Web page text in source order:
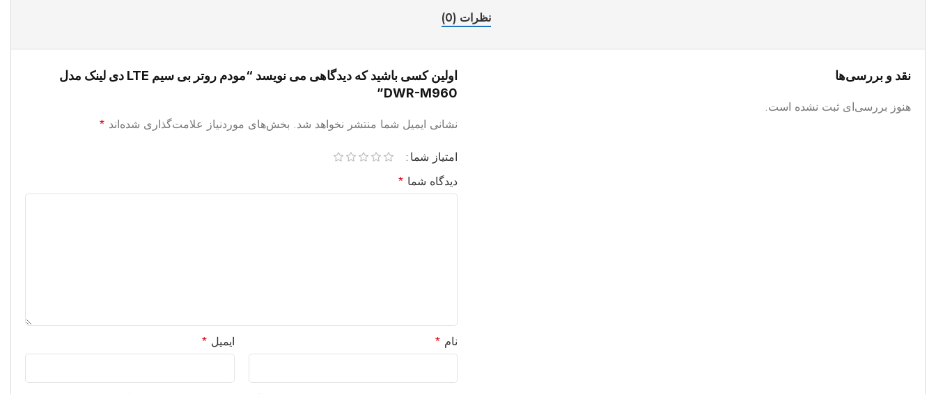
نظرات (0)
نقد و بررسی‌ها
هنوز بررسی‌ای ثبت نشده است.
اولین کسی باشید که دیدگاهی می نویسد “مودم روتر بی سیم LTE دی لینک مدل
DWR-M960”
نشانی ایمیل شما منتشر نخواهد شد. بخش‌های موردنیاز علامت‌گذاری شده‌اند *
امتیاز شما
دیدگاه شما *
نام * ایمیل *